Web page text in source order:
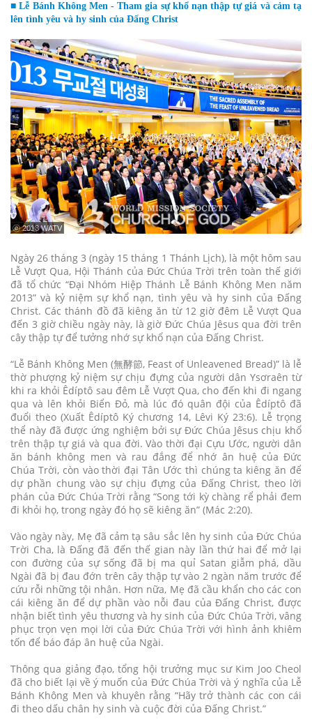
■ Lễ Bánh Không Men - Tham gia sự khổ nạn thập tự giá và cảm tạ
lên tình yêu và hy sinh của Đấng Christ
ⓒ 2013 WATV
Ngày 26 tháng 3 (ngày 15 tháng 1 Thánh Lịch), là một hôm sau
Lễ Vượt Qua, Hội Thánh của Đức Chúa Trời trên toàn thế giới
đã tổ chức “Đại Nhóm Hiệp Thánh Lễ Bánh Không Men năm
2013” và kỷ niệm sự khổ nạn, tình yêu và hy sinh của Đấng
Christ. Các thánh đồ đã kiêng ăn từ 12 giờ đêm Lễ Vượt Qua
đến 3 giờ chiều ngày này, là giờ Đức Chúa Jêsus qua đời trên
cây thập tự để tưởng nhớ sự khổ nạn của Đấng Christ.
“Lễ Bánh Không Men (無酵節, Feast of Unleavened Bread)” là lễ
thờ phượng kỷ niệm sự chịu đựng của người dân Ysơraên từ
khi ra khỏi Êdíptô sau đêm Lễ Vượt Qua, cho đến khi đi ngang
qua và lên khỏi Biển Đỏ, mà lúc đó quân đội của Êdíptô đã
đuổi theo (Xuất Êdíptô Ký chương 14, Lêvi Ký 23:6). Lễ trọng
thể này đã được ứng nghiệm bởi sự Đức Chúa Jêsus chịu khổ
trên thập tự giá và qua đời. Vào thời đại Cựu Ước, người dân
ăn bánh không men và rau đắng để nhớ ân huệ của Đức
Chúa Trời, còn vào thời đại Tân Ước thì chúng ta kiêng ăn để
dự phần chung vào sự chịu đựng của Đấng Christ, theo lời
phán của Đức Chúa Trời rằng “Song tới kỳ chàng rể phải đem
đi khỏi họ, trong ngày đó họ sẽ kiêng ăn” (Mác 2:20).
Vào ngày này, Mẹ đã cảm tạ sâu sắc lên hy sinh của Đức Chúa
Trời Cha, là Đấng đã đến thế gian này lần thứ hai để mở lại
con đường của sự sống đã bị ma quỉ Satan giẫm phá, dầu
Ngài đã bị đau đớn trên cây thập tự vào 2 ngàn năm trước để
cứu rỗi những tội nhân. Hơn nữa, Mẹ đã cầu khẩn cho các con
cái kiêng ăn để dự phần vào nỗi đau của Đấng Christ, được
nhận biết tình yêu thương và hy sinh của Đức Chúa Trời, vâng
phục trọn vẹn mọi lời của Đức Chúa Trời với hình ảnh khiêm
tốn để báo đáp ân huệ của Ngài.
Thông qua giảng đạo, tổng hội trưởng mục sư Kim Joo Cheol
đã cho biết lại về ý muốn của Đức Chúa Trời và ý nghĩa của Lễ
Bánh Không Men và khuyên rằng “Hãy trở thành các con cái
đi theo dấu chân hy sinh và cuộc đời của Đấng Christ.”